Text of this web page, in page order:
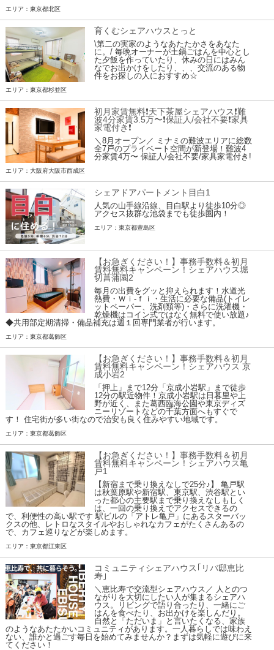
エリア：東京都北区
育くむシェアハウスとっと
\第二の実家のようなあたたかさをあなた
に。/ 毎晩オーナーが土鍋ごはんを中心とし
た夕飯を作っていたり、休みの日にはみん
なでお出かけをしたり、、、交流のある物
件をお探しの人におすすめ☆
エリア：東京都杉並区
初月家賃無料❗️天下茶屋シェアハウス❗️難
波4分家賃3.5万〜❗️保証人/会社不要❗️家具
家電付き❗
＼8月オープン／ ミナミの難波エリアに総数
全7戸のプライベート空間が新登場！難波4
分家賃4万〜 保証人/会社不要/家具家電付き!
エリア：大阪府大阪市西成区
シェアドアパートメント目白1
人気の山手線沿線、目白駅より徒歩10分◎
アクセス抜群な池袋までも徒歩圏内！
エリア：東京都豊島区
【お急ぎください！】事務手数料＆初月
賃料無料キャンペーン！シェアハウス堀
切菖蒲園2
毎月の出費をグッと抑えられます！水道光
熱費・Ｗｉ-ｆｉ・生活に必要な備品(トイレ
ットペーパー、洗剤類等)・さらに洗濯機・
乾燥機はコイン式ではなく無料で使い放題♪
◆共用部定期清掃・備品補充は週１回専門業者が行います。
エリア：東京都葛飾区
【お急ぎください！】事務手数料＆初月
賃料無料キャンペーン！シェアハウス 京
成小岩2
「押上」まで12分「京成小岩駅」まで徒歩
12分の駅近物件！京成小岩駅は日暮里や上
野が近く、また葛西臨海公園や東京ディズ
ニーリゾートなどの千葉方面へもすぐで
す！ 住宅街が多い街なので治安も良く住みやすい地域です。
エリア：東京都葛飾区
【お急ぎください！】事務手数料＆初月
賃料無料キャンペーン！シェアハウス亀
戸1
【新宿まで乗り換えなしで25分♪】 亀戸駅
は秋葉原駅や新宿駅、東京駅、渋谷駅とい
った都心の主要駅まで乗り換えなしもしく
は、一回の乗り換えでアクセスできるの
で、利便性の高い駅です 駅ビルの「アトレ亀戸」にあるスターバッ
クスの他、レトロなスタイルやおしゃれなカフェがたくさんあるの
で、カフェ巡りなどが楽しめます。
エリア：東京都江東区
コミュニティシェアハウス｢リバ邸恵比
寿｣
＼恵比寿で交流型シェアハウス／ 人とのつ
ながりを大切にしたい人が集まるシェアハ
ウス。リビングで語り合ったり、一緒にご
はんを食べたり、お出かけを楽しんだり。
自然と「ただいま」と言いたくなる、家族
のようなあたたかいコミュニティがあります。一人暮らしでは味わえ
ない、誰かと過ごす毎日を始めてみませんか？まずは気軽に遊びに来
てください！